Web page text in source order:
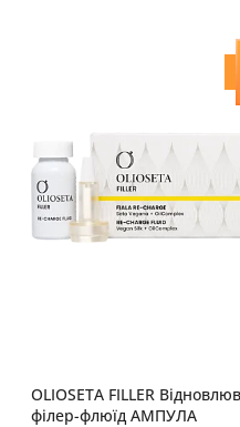
OLIOSETA FILLER
філер-флюїд АМПУЛА